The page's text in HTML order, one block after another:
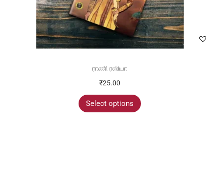
ராணி ரஸியா
₹25.00
Select options